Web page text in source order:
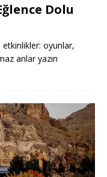
Dolu
etkinlikler: oyunlar,
anlar yazın